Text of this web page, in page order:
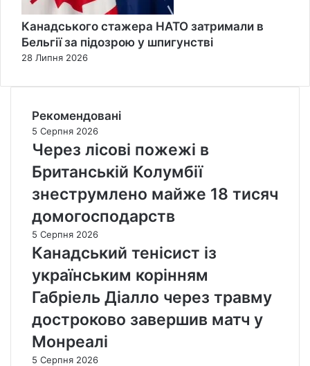
Канадського стажера НАТО затримали в
Бельгії за підозрою у шпигунстві
28 Липня 2026
Рекомендовані
5 Серпня 2026
Через лісові пожежі в
Британській Колумбії
знеструмлено майже 18 тисяч
домогосподарств
5 Серпня 2026
Канадський тенісист із
українським корінням
Габріель Діалло через травму
достроково завершив матч у
Монреалі
5 Серпня 2026